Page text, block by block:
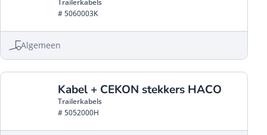
Trailerkabels
# 5060003K
Algemeen
Kabel + CEKON stekkers HACO
Trailerkabels
# 5052000H